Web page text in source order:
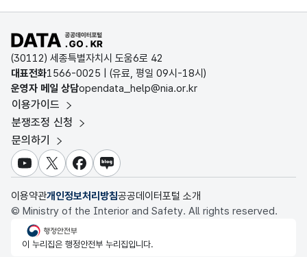
D-데이터허브
인천데이터포털
울산광역시 데이터포털
전남광주통합특별시 빅데이터 플랫폼
대전광역시 데이터포털
세종특별자치시 데이터포털
충청북도 데이터허브
국토교통부 공간정보오픈플랫폼
환경부 환경데이터포털
문화데이터광장
농림축산식품 공공데이터포털
보건의료빅데이터개방시스템
식품의약품안전처 데이터포털
교육통계서비스
공공데이터포털 바로가기
(30112) 세종특별자치시 도움6로 42
대표전화1566-0025 | (유료, 평일 09시-18시)
운영자 메일 상담opendata_help@nia.or.kr
이용가이드
분쟁조정 신청
문의하기
유튜브X 페이스북
블로그
이용약관개인정보처리방침공공데이터포털 소개
© Ministry of the Interior and Safety. All rights reserved.
행정안전부
이 누리집은 행정안전부 누리집입니다.